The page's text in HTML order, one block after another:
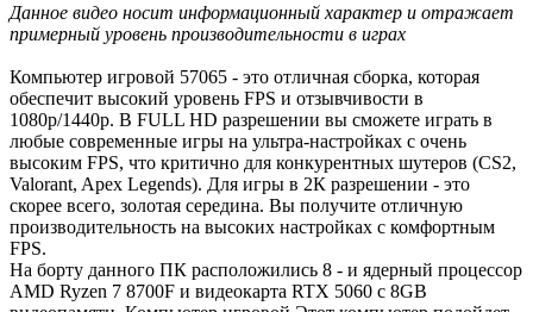
Данное видео носит информационный характер и отражает
примерный уровень производительности в играх
Компьютер игровой 57065 - это отличная сборка, которая
обеспечит высокий уровень FPS и отзывчивости в
1080р/1440р. В FULL HD разрешении вы сможете играть в
любые современные игры на ультра-настройках с очень
высоким FPS, что критично для конкурентных шутеров (CS2,
Valorant, Apex Legends). Для игры в 2К разрешении - это
скорее всего, золотая середина. Вы получите отличную
производительность на высоких настройках с комфортным
FPS.
На борту данного ПК расположились 8 - и ядерный процессор
AMD Ryzen 7 8700F и видеокарта RTX 5060 с 8GB